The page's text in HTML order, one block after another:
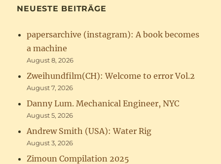
NEUESTE BEITRÄGE
papersarchive (instagram): A book becomes
a machine
August 8, 2026
Zweihundfilm(CH): Welcome to error Vol.2
August 7, 2026
Danny Lum. Mechanical Engineer, NYC
August 5, 2026
Andrew Smith (USA): Water Rig
August 3, 2026
Zimoun Compilation 2025